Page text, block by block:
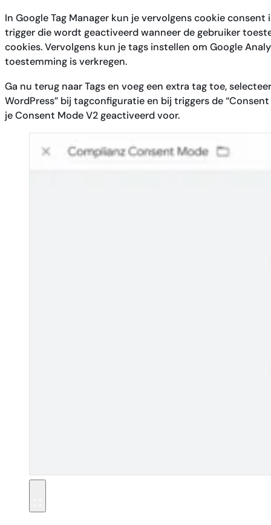
In Google Tag Manager kun je vervolgens cookie
trigger die wordt geactiveerd wanneer de gebruiker
cookies. Vervolgens kun je tags instellen om Google
toestemming is verkregen.
Ga nu terug naar Tags en voeg een extra tag toe,
WordPress” bij tagconfiguratie en bij triggers de
je Consent Mode V2 geactiveerd voor.